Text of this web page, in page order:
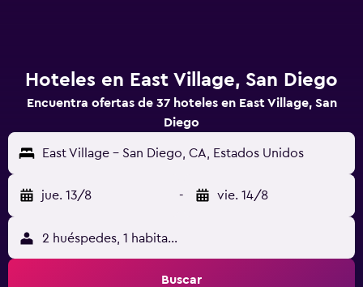
Hoteles en East Village, San Diego
Encuentra ofertas de 37 hoteles en East Village, San
Diego
East Village - San Diego, CA, Estados Unidos
jue. 13/8 - vie. 14/8
2 huéspedes, 1 habitación
Buscar